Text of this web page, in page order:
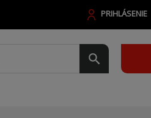
PRIHLÁSENIE